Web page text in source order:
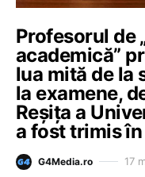
Profesorul de
academică”
lua mită de la
la examene,
Reșița a
a fost trimis
G4Media.ro 17